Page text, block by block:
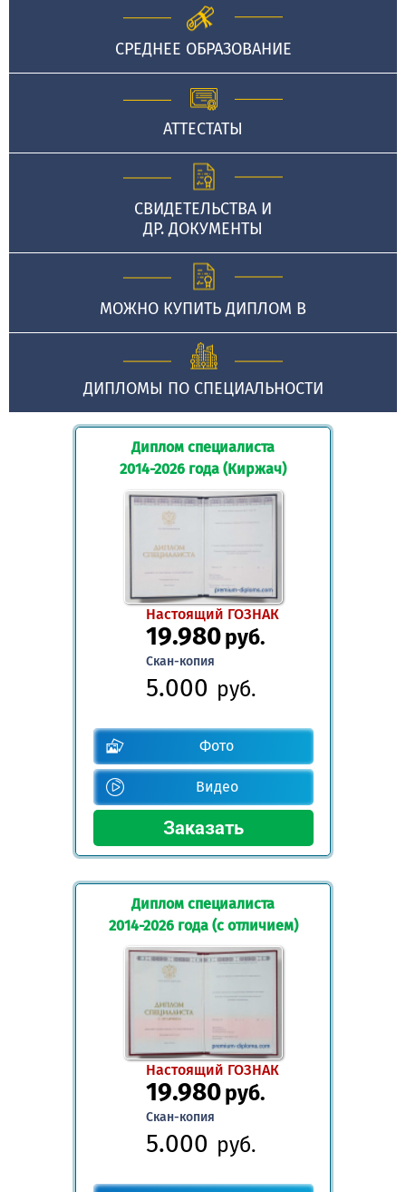
СРЕДНЕЕ ОБРАЗОВАНИЕ
АТТЕСТАТЫ
СВИДЕТЕЛЬСТВА И
ДР. ДОКУМЕНТЫ
МОЖНО КУПИТЬ ДИПЛОМ В
ДИПЛОМЫ ПО СПЕЦИАЛЬНОСТИ
Диплом специалиста
2014-2026 года (Киржач)
Настоящий ГОЗНАК
19.980руб.
Скан-копия
5.000 руб.
Фото
Видео
Диплом специалиста
2014-2026 года (с отличием)
Настоящий ГОЗНАК
19.980руб.
Скан-копия
5.000 руб.